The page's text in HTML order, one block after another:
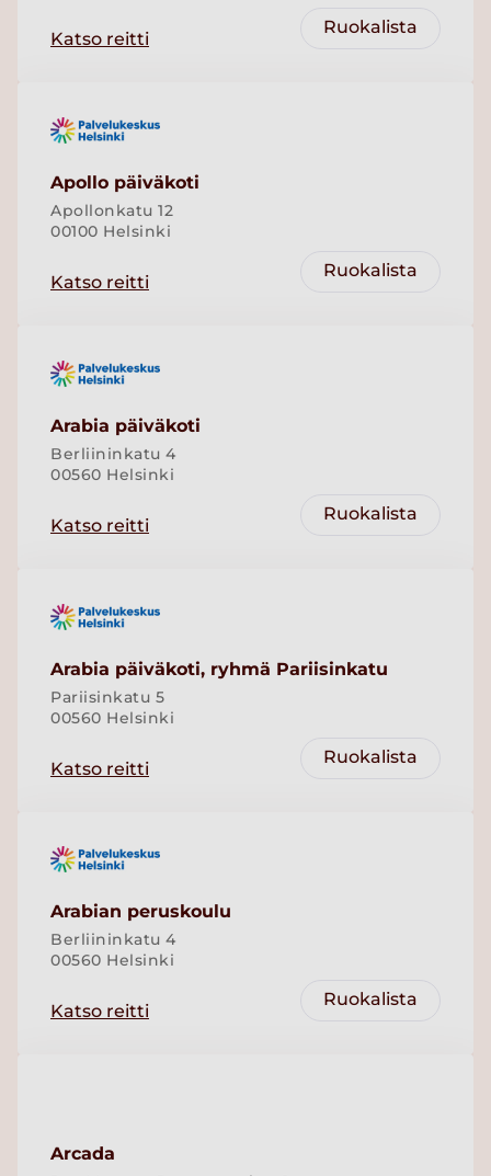
Katso reitti
Ruokalista
Apollo päiväkoti
Apollonkatu 12
00100 Helsinki
Katso reitti
Ruokalista
Arabia päiväkoti
Berliininkatu 4
00560 Helsinki
Katso reitti
Ruokalista
Arabia päiväkoti, ryhmä Pariisinkatu
Pariisinkatu 5
00560 Helsinki
Katso reitti
Ruokalista
Arabian peruskoulu
Berliininkatu 4
00560 Helsinki
Katso reitti
Ruokalista